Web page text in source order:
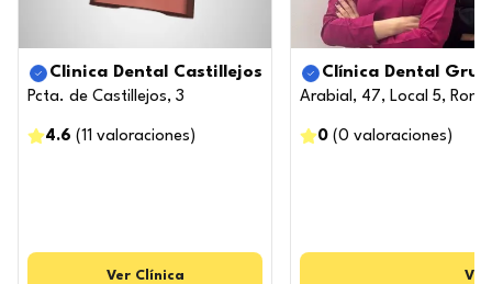
Clinica Dental Castillejos
Pcta. de Castillejos, 3
4.6 (11 valoraciones )
Ver Clínica
Clínica Dental
Arabial, 47, Local 5,
0 (0 valoraciones )
Ver